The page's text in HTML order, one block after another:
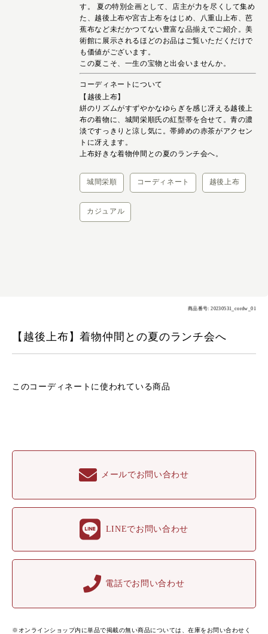
す。 夏の特別企画として、店主が力を尽くして集め
た、越後上布や宮古上布をはじめ、八重山上布、芭
蕉布など未だかつてない豊富な品揃えでご紹介。美
術館に展示されるほどのお品はご覧いただくだけで
も価値がございます。
この夏こそ、一生の宝物と出会いませんか。
コーディネートについて
【越後上布】
絣のリズムがすずやかなゆらぎを感じ冴える越後上
布の着物に、城間栄順氏の紅型帯を合せて。青の濃
淡ですっきりと涼し気に。帯締めの赤茶がアクセン
トに冴えます。
上布好きな着物仲間との夏のランチ会へ。
城間栄順 コーディネート 越後上布
カジュアル
商品番号: 20230531_cordw_01
【越後上布】着物仲間との夏のランチ会へ
このコーディネートに使われている商品
メールでお問い合わせ
LINEでお問い合わせ
電話でお問い合わせ
※オンラインショップ内に単品で掲載の無い商品については、在庫をお問い合わせく